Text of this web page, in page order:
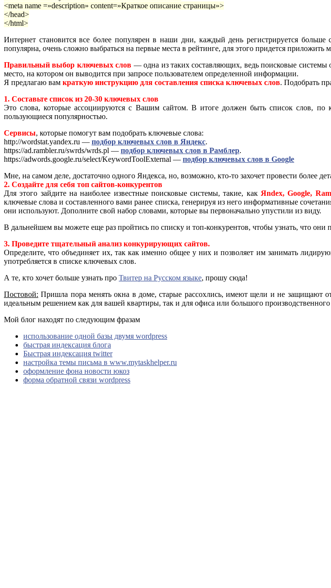
<meta name =»description» content=»Краткое описание страницы»>
</head>
</html>
Интернет становится все более популярен в наши дни, каждый день регистрируется
популярна, очень сложно выбраться на первые места в рейтинге, для этого придется приложить
Правильный выбор ключевых слов — одна из таких составляющих, ведь поисковые
место, на котором он выводится при запросе пользователем определенной информации.
Я предлагаю вам краткую инструкцию для составления списка ключевых слов. Подобрать
1. Составьте список из 20-30 ключевых слов
Это слова, которые ассоциируются с Вашим сайтом. В итоге должен быть список слов, по
пользующиеся популярностью.
Сервисы, которые помогут вам подобрать ключевые слова:
http://wordstat.yandex.ru — подбор ключевых слов в Яндекс.
https://ad.rambler.ru/swrds/wrds.pl — подбор ключевых слов в Рамблер.
https://adwords.google.ru/select/KeywordToolExternal — подбор ключевых слов в Google
Мне, на самом деле, достаточно одного Яндекса, но, возможно, кто-то захочет провести более
2. Создайте для себя топ сайтов-конкурентов
Для этого зайдите на наиболее известные поисковые системы, такие, какЯndex, Google,
ключевые слова и составленного вами ранее списка, генерируя из него информативные
они используют. Дополните свой набор словами, которые вы первоначально упустили из виду.
В дальнейшем вы можете еще раз пройтись по списку и топ-конкурентов, чтобы узнать, что
3. Проведите тщательный анализ конкурирующих сайтов.
Определите, что объединяет их, так как именно общее у них и позволяет им занимать
употребляется в списке ключевых слов.
А те, кто хочет больше узнать про Твитер на Русском языке, прошу сюда!
Постовой: Пришла пора менять окна в доме, старые рассохлись, имеют щели и не защищают
идеальным решением как для вашей квартиры, так и для офиса или большого
Мой блог находят по следующим фразам
использование одной базы двумя wordpress
быстрая индексация блога
Быстрая индексация twitter
настройка темы письма в www.mytaskhelper.ru
оформление фона новости юкоз
форма обратной связи wordpress